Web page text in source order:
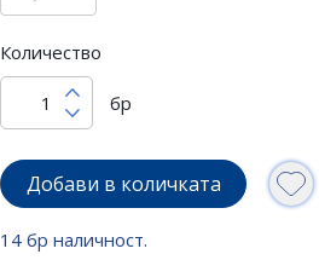
Количество
бр
Добави в количката
14 бр наличност.